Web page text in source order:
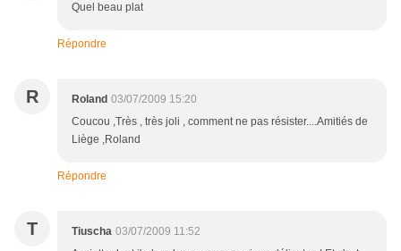
Quel beau plat
Répondre
R Roland 03/07/2009 15:20
Coucou ,Très , très joli , comment ne pas résister....Amitiés de
Liège ,Roland
Répondre
T Tiuscha 03/07/2009 11:52